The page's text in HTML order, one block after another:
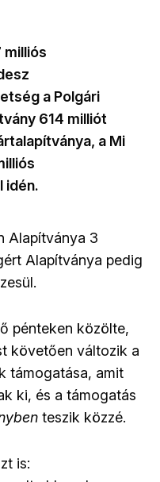
milliós
a Polgári
614 milliót
a Mi
idén.
Alapítványa 3
Alapítványa pedig
pénteken közölte,
követően változik a
támogatása, amit
ki, és a támogatás
teszik közzé.
is: